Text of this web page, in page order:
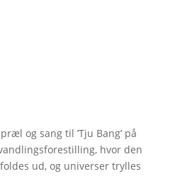
og sang til ’Tju Bang’ på
hvor den
ud, og universer trylles